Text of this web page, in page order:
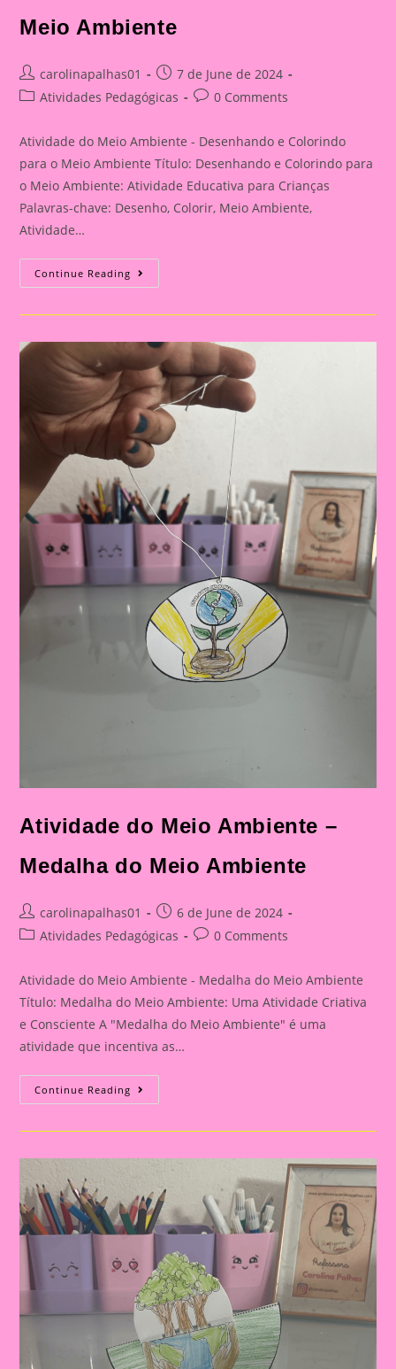
Meio Ambiente
Post
author:
carolinapalhas01
Post
published:
7 de June de 2024
PostAtividades Pedagógicas
Post0 Comments
Atividade do Meio Ambiente - Desenhando e Colorindo
para o Meio Ambiente Título: Desenhando e Colorindo para
o Meio Ambiente: Atividade Educativa para Crianças
Palavras-chave: Desenho, Colorir, Meio Ambiente,
Atividade…
Continue Reading Atividade
Do
Ambiente
E
Colorindo
Para
O
Meio
Ambiente
Atividade do Meio Ambiente –
Medalha do Meio Ambiente
Post
author:
carolinapalhas01
Post
published:
6 de June de 2024
PostAtividades Pedagógicas
Post0 Comments
Atividade do Meio Ambiente - Medalha do Meio Ambiente
Título: Medalha do Meio Ambiente: Uma Atividade Criativa
e Consciente A "Medalha do Meio Ambiente" é uma
atividade que incentiva as…
Continue Reading Atividade
Do
Ambiente
Do
Meio
Ambiente